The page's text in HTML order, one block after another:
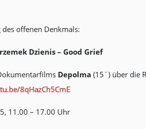
offenen Denkmals:
Dzienis – Good Grief
Depolma (15´) über die
8qHazCh5CmE
11.00 – 17.00 Uhr